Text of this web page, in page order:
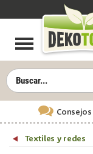
Consejos
Textiles y redes